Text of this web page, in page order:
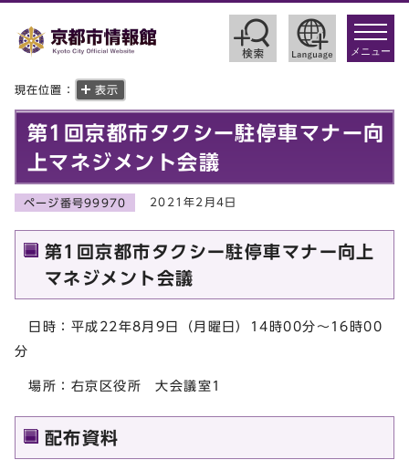
toggle
メニュー
現在位置： 表示
第1回京都市タクシー駐停車マナー向
上マネジメント会議
ページ番号99970 2021年2月4日
第1回京都市タクシー駐停車マナー向上
マネジメント会議
日時：平成22年8月9日（月曜日）14時00分～16時00
分
場所：右京区役所 大会議室1
配布資料